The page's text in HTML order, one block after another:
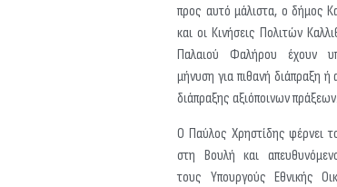
προς αυτό μάλιστα, ο δήμος
και οι Κινήσεις Πολιτών
Παλαιού Φαλήρου έχουν
μήνυση για πιθανή διάπραξη ή
διάπραξης αξιόποινων πράξεων.
Ο Παύλος Χρηστίδης φέρνει
στη Βουλή και
τους Υπουργούς Εθνικής